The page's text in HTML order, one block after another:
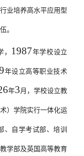
业培养高水平应用型
。
1987年学校设立
年设立高等职业技术
年3月，学校设立教
）学院实行一体化运
自学考试部、培训
学部及英国高等教育